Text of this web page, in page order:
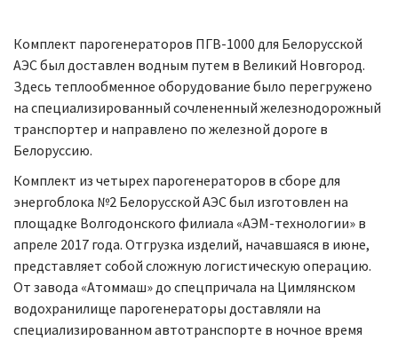
Комплект парогенераторов ПГВ-1000 для Белорусской
АЭС был доставлен водным путем в Великий Новгород.
Здесь теплообменное оборудование было перегружено
на специализированный сочлененный железнодорожный
транспортер и направлено по железной дороге в
Белоруссию.
Комплект из четырех парогенераторов в сборе для
энергоблока №2 Белорусской АЭС был изготовлен на
площадке Волгодонского филиала «АЭМ-технологии» в
апреле 2017 года. Отгрузка изделий, начавшаяся в июне,
представляет собой сложную логистическую операцию.
От завода «Атоммаш» до спецпричала на Цимлянском
водохранилище парогенераторы доставляли на
специализированном автотранспорте в ночное время